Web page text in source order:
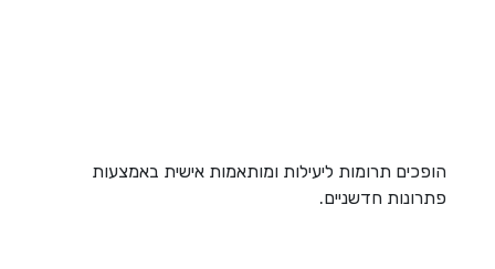
הופכים תרומות ליעילות ומותאמות אישית באמצעות
פתרונות חדשניים.